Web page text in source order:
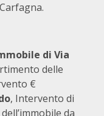
di Via
delle
€
, Intervento di
da